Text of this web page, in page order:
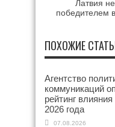
Латвия
победителем
ПОХОЖИЕ
Агентство
коммуникаций
рейтинг
2026 года
07.08.2026